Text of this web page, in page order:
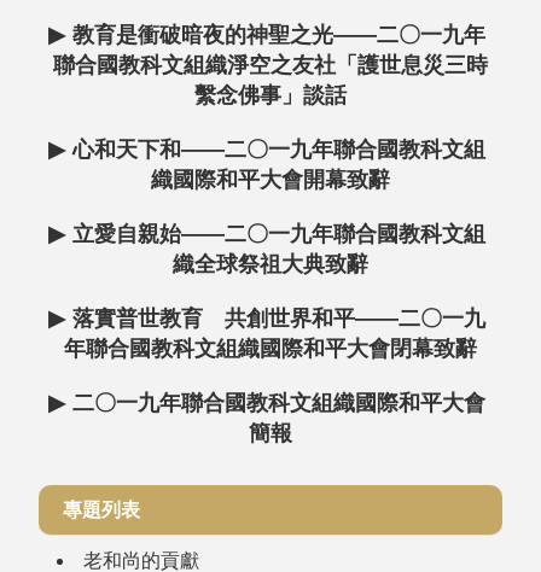
▶ 教育是衝破暗夜的神聖之光——二〇一九年
聯合國教科文組織淨空之友社「護世息災三時
繫念佛事」談話
▶ 心和天下和——二〇一九年聯合國教科文組
織國際和平大會開幕致辭
▶ 立愛自親始——二〇一九年聯合國教科文組
織全球祭祖大典致辭
▶ 落實普世教育 共創世界和平——二〇一九
年聯合國教科文組織國際和平大會閉幕致辭
▶ 二〇一九年聯合國教科文組織國際和平大會
簡報
專題列表
老和尚的貢獻